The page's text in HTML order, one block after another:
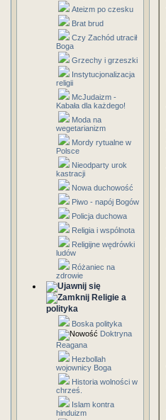
Ateizm po czesku
Brat brud
Czy Zachód utracił
Boga
Grzechy i grzeszki
Instytucjonalizacja
religii
McJudaizm -
Kabała dla każdego!
Moda na
wegetarianizm
Mordy rytualne w
Polsce
Nieodparty urok
kastracji
Nowa duchowość
Piwo - napój Bogów
Policja duchowa
Religia i wspólnota
Religijne wędrówki
ludów
Różaniec na
zdrowie
Religie a
polityka
Boska polityka
Doktryna
Reagana
Hezbollah
wojownicy Boga
Historia wolności w
chrześ.
Islam kontra
hinduizm